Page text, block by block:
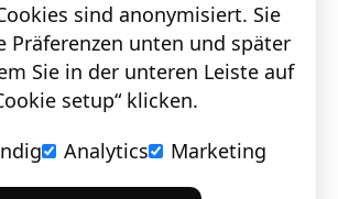
sind anonymisiert. Sie
Präferenzen unten und später
Sie in der unteren Leiste auf
setup“ klicken.
Analytics Marketing